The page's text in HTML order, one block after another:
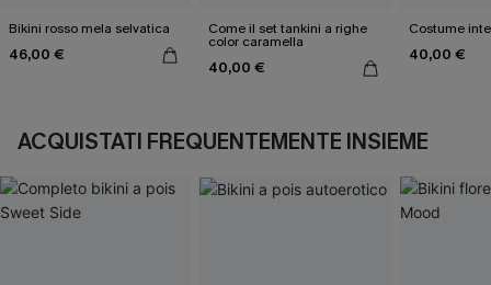
Bikini rosso mela selvatica
46,00 €
Come il set tankini a righe
color caramella
40,00 €
Costume
40,00 €
ACQUISTATI FREQUENTEMENTE INSIEME